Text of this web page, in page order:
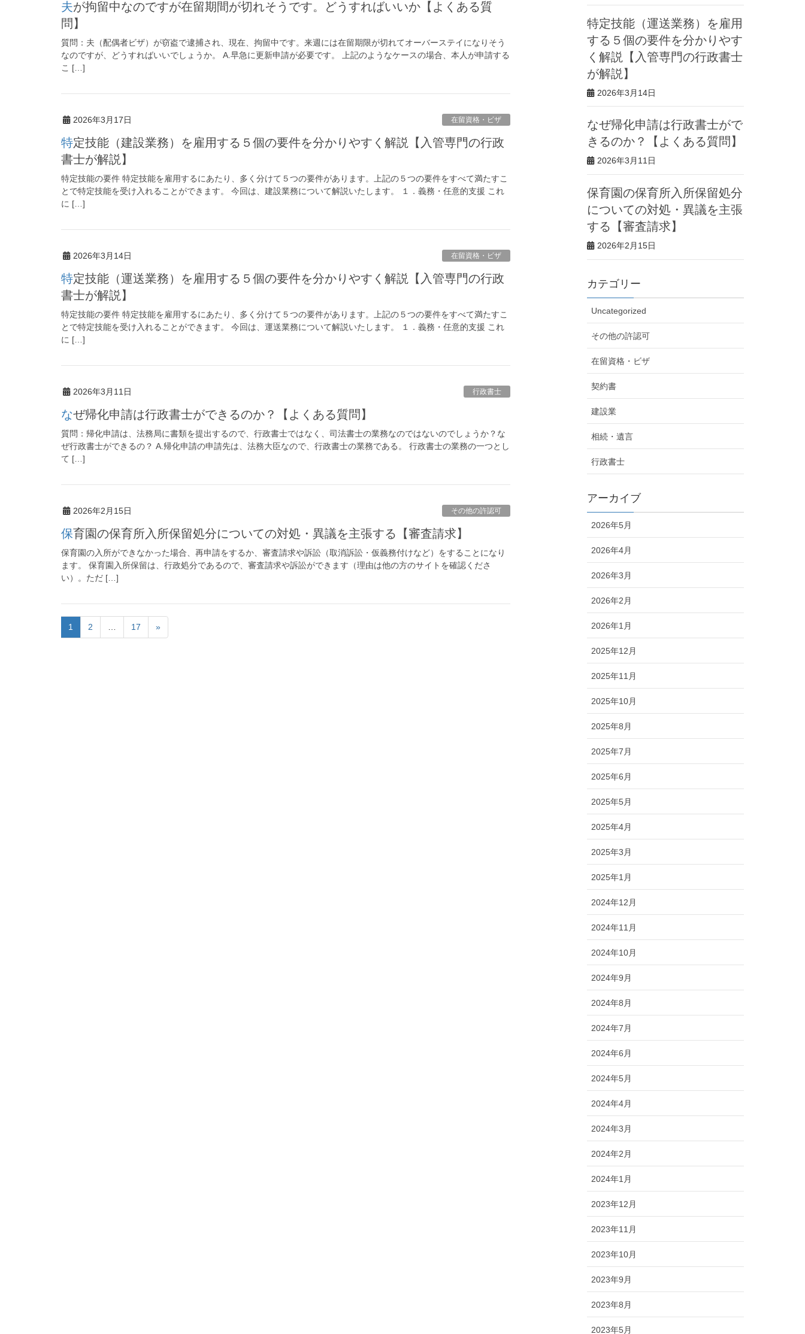
夫が拘留中なのですが在留期間が切れそうです。どうすればいいか【よくある質
問】
質問：夫（配偶者ビザ）が窃盗で逮捕され、現在、拘留中です。来週には在留期限が切れてオーバーステイになりそう
なのですが、どうすればいいでしょうか。 A.早急に更新申請が必要です。 上記のようなケースの場合、本人が申請する
こ […]
2026年3月17日 在留資格・ビザ
特定技能（建設業務）を雇用する５個の要件を分かりやすく解説【入管専門の行政
書士が解説】
特定技能の要件 特定技能を雇用するにあたり、多く分けて５つの要件があります。上記の５つの要件をすべて満たすこ
とで特定技能を受け入れることができます。 今回は、建設業務について解説いたします。 １．義務・任意的支援 これ
に […]
2026年3月14日 在留資格・ビザ
特定技能（運送業務）を雇用する５個の要件を分かりやすく解説【入管専門の行政
書士が解説】
特定技能の要件 特定技能を雇用するにあたり、多く分けて５つの要件があります。上記の５つの要件をすべて満たすこ
とで特定技能を受け入れることができます。 今回は、運送業務について解説いたします。 １．義務・任意的支援 これ
に […]
2026年3月11日 行政書士
なぜ帰化申請は行政書士ができるのか？【よくある質問】
質問：帰化申請は、法務局に書類を提出するので、行政書士ではなく、司法書士の業務なのではないのでしょうか？な
ぜ行政書士ができるの？ A.帰化申請の申請先は、法務大臣なので、行政書士の業務である。 行政書士の業務の一つとし
て […]
2026年2月15日 その他の許認可
保育園の保育所入所保留処分についての対処・異議を主張する【審査請求】
保育園の入所ができなかった場合、再申請をするか、審査請求や訴訟（取消訴訟・仮義務付けなど）をすることになり
ます。 保育園入所保留は、行政処分であるので、審査請求や訴訟ができます（理由は他の方のサイトを確認くださ
い）。ただ […]
1 2 17 »
特定技能（運送業務）を雇用
する５個の要件を分かりやす
く解説【入管専門の行政書士
が解説】
2026年3月14日
なぜ帰化申請は行政書士がで
きるのか？【よくある質問】
2026年3月11日
保育園の保育所入所保留処分
についての対処・異議を主張
する【審査請求】
2026年2月15日
カテゴリー
Uncategorized
その他の許認可
在留資格・ビザ
契約書
建設業
相続・遺言
行政書士
アーカイブ
2026年5月
2026年4月
2026年3月
2026年2月
2026年1月
2025年12月
2025年11月
2025年10月
2025年8月
2025年7月
2025年6月
2025年5月
2025年4月
2025年3月
2025年1月
2024年12月
2024年11月
2024年10月
2024年9月
2024年8月
2024年7月
2024年6月
2024年5月
2024年4月
2024年3月
2024年2月
2024年1月
2023年12月
2023年11月
2023年10月
2023年9月
2023年8月
2023年5月